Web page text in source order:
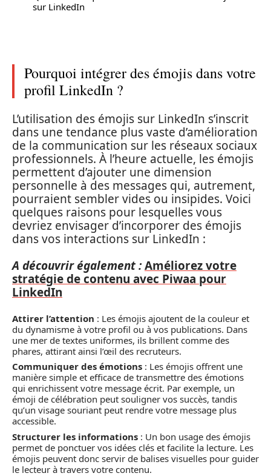
sur LinkedIn
Pourquoi intégrer des émojis dans votre
profil LinkedIn ?
L’utilisation des émojis sur LinkedIn s’inscrit
dans une tendance plus vaste d’amélioration
de la communication sur les réseaux sociaux
professionnels. À l’heure actuelle, les émojis
permettent d’ajouter une dimension
personnelle à des messages qui, autrement,
pourraient sembler vides ou insipides. Voici
quelques raisons pour lesquelles vous
devriez envisager d’incorporer des émojis
dans vos interactions sur LinkedIn :
A découvrir également :Améliorez votre
stratégie de contenu avec Piwaa pour
LinkedIn
Attirer l’attention : Les émojis ajoutent de la couleur et
du dynamisme à votre profil ou à vos publications. Dans
une mer de textes uniformes, ils brillent comme des
phares, attirant ainsi l’œil des recruteurs.
Communiquer des émotions : Les émojis offrent une
manière simple et efficace de transmettre des émotions
qui enrichissent votre message écrit. Par exemple, un
émoji de célébration peut souligner vos succès, tandis
qu’un visage souriant peut rendre votre message plus
accessible.
Structurer les informations : Un bon usage des émojis
permet de ponctuer vos idées clés et facilite la lecture. Les
émojis peuvent donc servir de balises visuelles pour guider
le lecteur à travers votre contenu.